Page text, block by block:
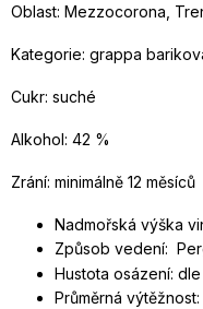
Oblast: Mezzocorona,
Kategorie: grappa
Cukr: suché
Alkohol: 42 %
Zrání: minimálně 12
Nadmořská výška
Způsob vedení:
Hustota osázení:
Průměrná výtěžnost: